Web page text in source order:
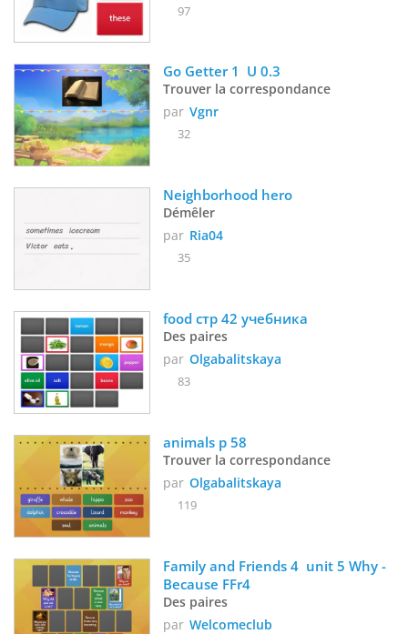
97
Trouver la correspondance
par Vgnr
32
Neighborhood hero
Démêler
par Ria04
35
food стр 42 учебника
Des paires
par Olgabalitskaya
83
animals p 58
Trouver la correspondance
par Olgabalitskaya
119
Family and Friends 4  unit 5 Why -
Because FFr4
Des paires
par Welcomeclub